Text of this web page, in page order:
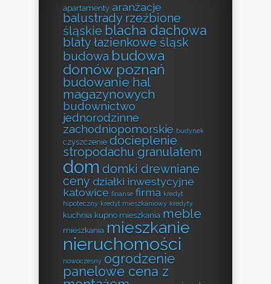
apartamenty aranżacje
balustrady rzeźbione
śląskie blacha dachowa
blaty łazienkowe śląsk
budowa budowa
domów poznań
budowanie hal
magazynowych
budownictwo
jednorodzinne
zachodniopomorskie budynek
czyszczenie docieplenie
stropodachu granulatem
dom domki drewniane
cenydziałki inwestycyjne
katowice finanse firma kredyt
hipoteczny kredyt mieszkaniowy kredyty
kuchnia kupno mieszkania meble
mieszkania mieszkanie
nieruchomości
nowoczesny ogrodzenie
panelowe cena z